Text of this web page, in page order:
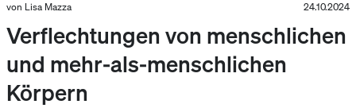
von Lisa Mazza 24.10.2024
Verflechtungen von menschlichen
und mehr-als-menschlichen
Körpern